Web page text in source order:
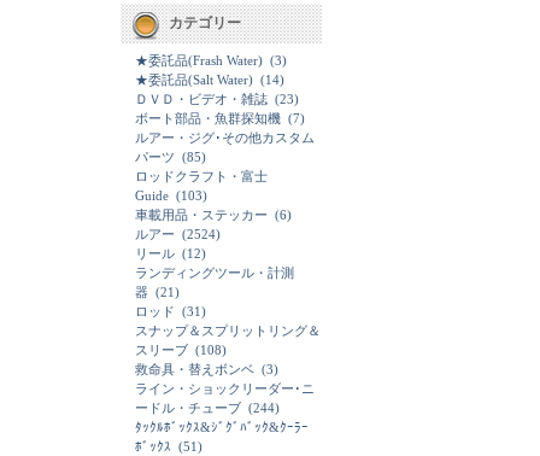
カテゴリー
★委託品(Frash Water) (3)
★委託品(Salt Water) (14)
ＤＶＤ・ビデオ・雑誌 (23)
ボート部品・魚群探知機 (7)
ルアー・ジグ･その他カスタム
パーツ (85)
ロッドクラフト・富士
Guide (103)
車載用品・ステッカー (6)
ルアー (2524)
リール (12)
ランディングツール・計測
器 (21)
ロッド (31)
スナップ＆スプリットリング＆
スリーブ (108)
救命具・替えボンベ (3)
ライン・ショックリーダー･ニ
ードル・チューブ (244)
ﾀｯｸﾙﾎﾞｯｸｽ&ｼﾞｸﾞﾊﾞｯｸ&ｸｰﾗｰ
ﾎﾞｯｸｽ (51)